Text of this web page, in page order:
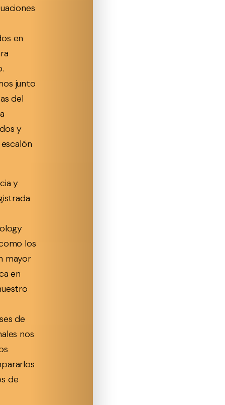
en
junto
del
y
y
los
mayor
en
de
nos
de